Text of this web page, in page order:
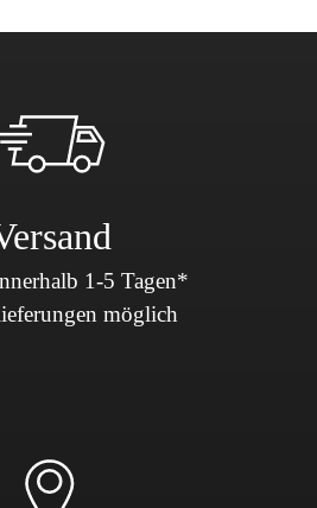
1-5 Tagen*
möglich